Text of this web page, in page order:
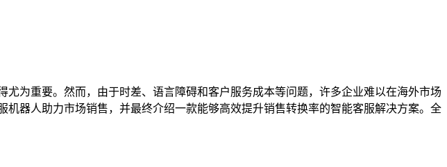
为重要。然而，由于时差、语言障碍和客户服务成本等问题，许多企业难以在海外市场
器人助力市场销售，并最终介绍一款能够高效提升销售转换率的智能客服解决方案。全